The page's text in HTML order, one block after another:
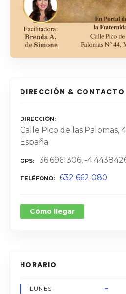
DIRECCIÓN & CONTACTO
DIRECCIÓN
Calle Pico de las Palomas,
España
GPS 36.6961306, -
TELÉFONO 632 662 080
Cómo llegar
HORARIO
LUNES –